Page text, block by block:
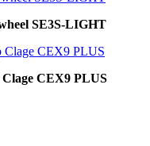
SE3S-LIGHT
CEX9 PLUS